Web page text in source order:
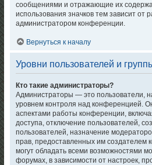
сообщениями и отражающие их
использования значков тем зависит от
администратором конференции.
Вернуться к началу
Уровни пользователей и
Кто такие администраторы?
Администраторы — это пользователи,
уровнем контроля над конференцией.
аспектами работы конференции,
доступа, отключение пользователей,
пользователей, назначение
прав, предоставленных им создателем
могут обладать всеми возможностями
форумах, в зависимости от настроек,